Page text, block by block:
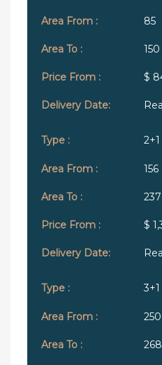
85
150
$
2+1
156
237
$
3+1
250
268